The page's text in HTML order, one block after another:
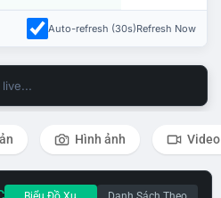
Auto-refresh (30s)Refresh Now
Hình ảnh Video